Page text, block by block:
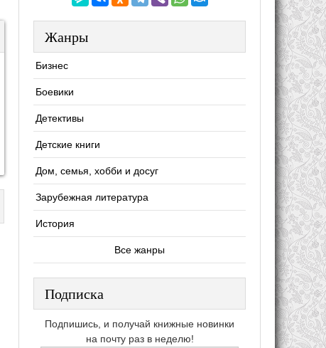
Жанры
Бизнес
Боевики
Детективы
Детские книги
Дом, семья, хобби и досуг
Зарубежная литература
История
Все жанры
Подписка
Подпишись, и получай книжные новинки
на почту раз в неделю!